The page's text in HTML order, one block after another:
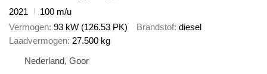
2021
100 m/u
Vermogen 93 kW (126.53 PK) Brandstof diesel
Laadvermogen 27.500 kg
Nederland, Goor